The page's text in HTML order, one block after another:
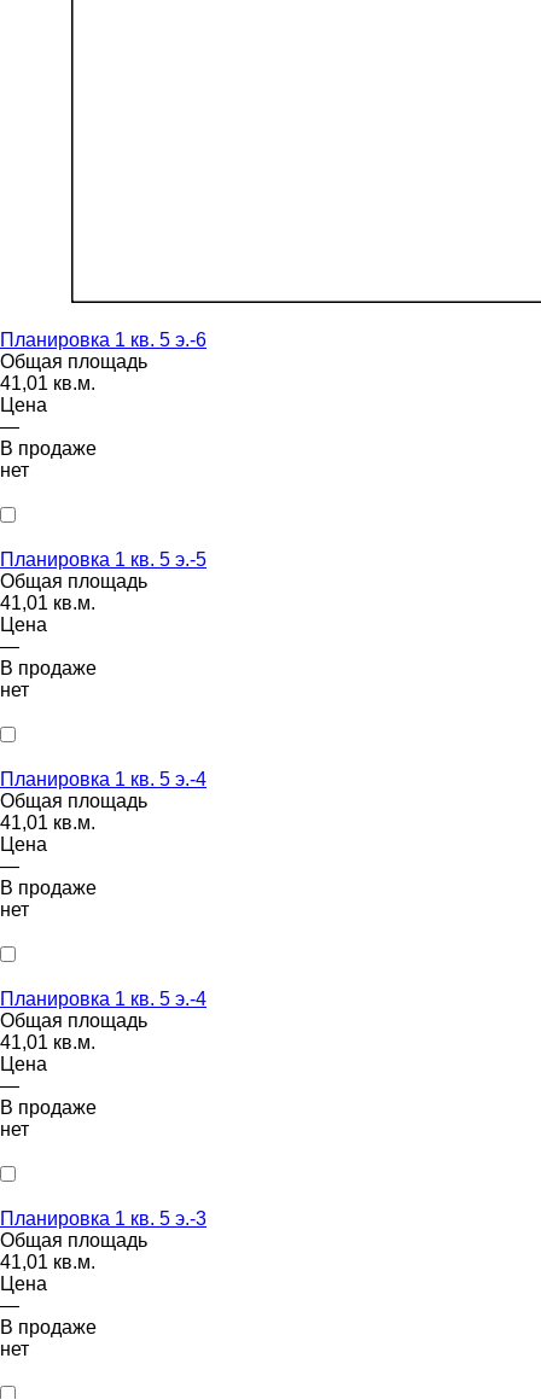
Планировка 1 кв. 5 э.-6
Общая площадь
41,01 кв.м.
Цена
—
В продаже
нет
Планировка 1 кв. 5 э.-5
Общая площадь
41,01 кв.м.
Цена
—
В продаже
нет
Планировка 1 кв. 5 э.-4
Общая площадь
41,01 кв.м.
Цена
—
В продаже
нет
Планировка 1 кв. 5 э.-4
Общая площадь
41,01 кв.м.
Цена
—
В продаже
нет
Планировка 1 кв. 5 э.-3
Общая площадь
41,01 кв.м.
Цена
—
В продаже
нет